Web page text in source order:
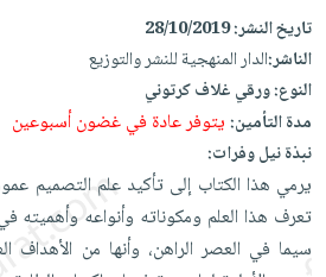
iKitab
على
Android
تحميل
iKitab
على
Apple
masmu3
على
Apple
جوائز
أجهزة
العناية
الشخصية
العناية
وتصفيف
الشعر
العناية
بالجسم
المطبخ
والسفرة
الكل
أواني
الطهي
أدوات
متجر
الهدايا
أقسام
تاريخ النشر:28/10/2019
الناشر:الدار المنهجية للنشر والتوزيع
النوع:ورقي غلاف كرتوني
مدة التأمين:يتوفر عادة في غضون أسبوعين
نبذة نيل وفرات:
يرمي هذا الكتاب إلى تأكيد علم التصميم
تعرف هذا العلم ومكوناته وأنواعه وأهميته
سيما في العصر الراهن، وأنها من الأهداف